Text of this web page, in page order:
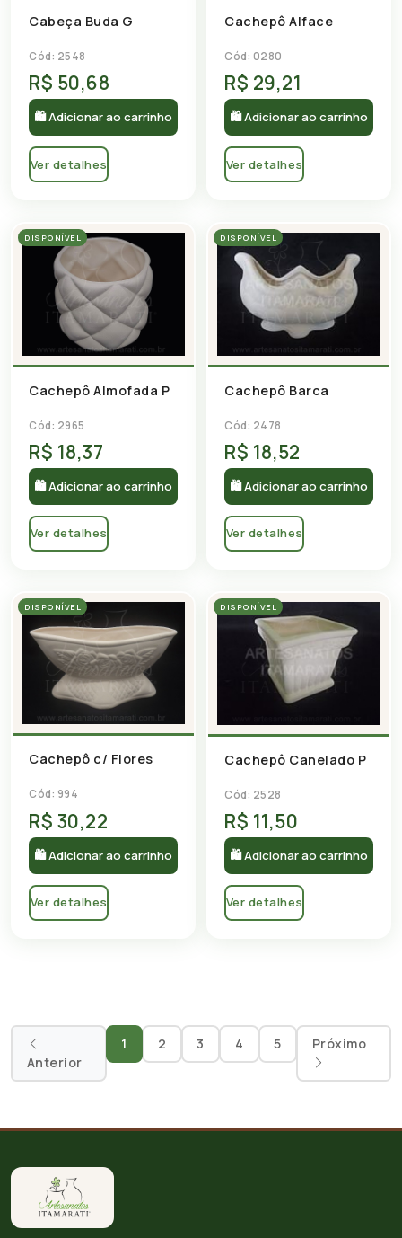
Cabeça Buda G
Cód: 2548
R$ 50,68
🛍 Adicionar ao carrinho
Ver detalhes
Cachepô Alface
Cód: 0280
R$ 29,21
🛍 Adicionar ao carrinho
Ver detalhes
DISPONÍVEL
Cachepô Almofada P
Cód: 2965
R$ 18,37
🛍 Adicionar ao carrinho
Ver detalhes
DISPONÍVEL
Cachepô Barca
Cód: 2478
R$ 18,52
🛍 Adicionar ao carrinho
Ver detalhes
DISPONÍVEL
Cachepô c/ Flores
Cód: 994
R$ 30,22
🛍 Adicionar ao carrinho
Ver detalhes
DISPONÍVEL
Cachepô Canelado P
Cód: 2528
R$ 11,50
🛍 Adicionar ao carrinho
Ver detalhes
Anterior
1 2 3 4 5 Próximo